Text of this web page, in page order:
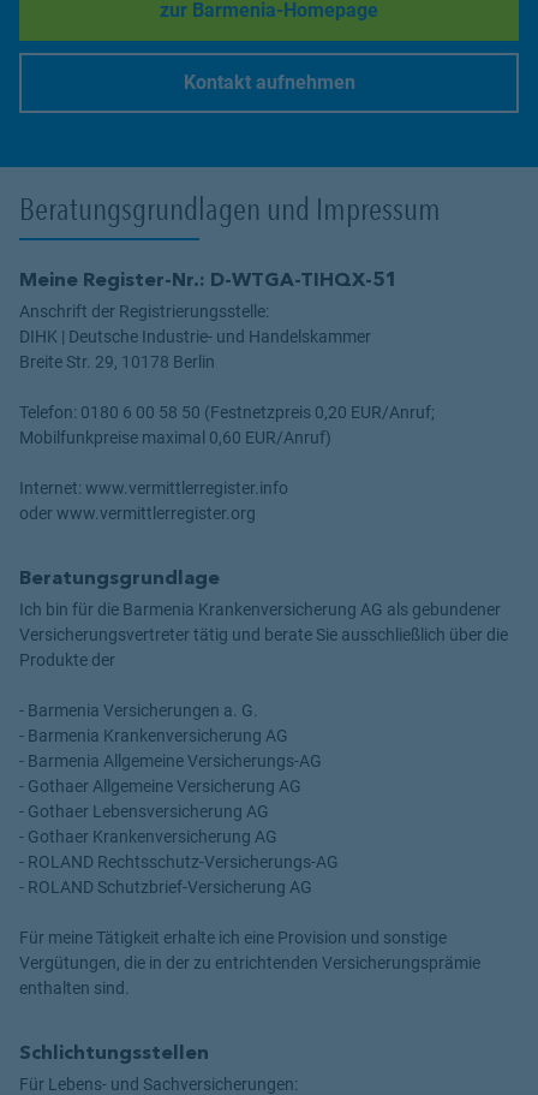
zur Barmenia-Homepage
Link Opens in New Tab
Kontakt aufnehmen
Beratungsgrundlagen und Impressum
Meine Register-Nr.: D-WTGA-TIHQX-51
Anschrift der Registrierungsstelle:
DIHK | Deutsche Industrie- und Handelskammer
Breite Str. 29, 10178 Berlin
Telefon: 0180 6 00 58 50 (Festnetzpreis 0,20 EUR/Anruf;
Mobilfunkpreise maximal 0,60 EUR/Anruf)
Internet: www.vermittlerregister.info
oder www.vermittlerregister.org
Beratungsgrundlage
Ich bin für die Barmenia Krankenversicherung AG als gebundener
Versicherungsvertreter tätig und berate Sie ausschließlich über die
Produkte der
- Barmenia Versicherungen a. G.
- Barmenia Krankenversicherung AG
- Barmenia Allgemeine Versicherungs-AG
- Gothaer Allgemeine Versicherung AG
- Gothaer Lebensversicherung AG
- Gothaer Krankenversicherung AG
- ROLAND Rechtsschutz-Versicherungs-AG
- ROLAND Schutzbrief-Versicherung AG
Für meine Tätigkeit erhalte ich eine Provision und sonstige
Vergütungen, die in der zu entrichtenden Versicherungsprämie
enthalten sind.
Schlichtungsstellen
Für Lebens- und Sachversicherungen: